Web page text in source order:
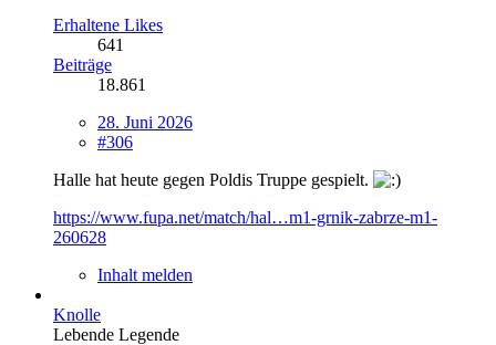
Erhaltene Likes
641
Beiträge
18.861
28. Juni 2026
#306
Halle hat heute gegen Poldis Truppe gespielt.
https://www.fupa.net/match/hal…m1-grnik-zabrze-m1-
260628
Inhalt melden
Knolle
Lebende Legende